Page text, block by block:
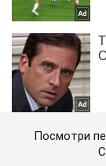
Посмотри